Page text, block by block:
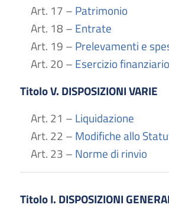
Art. 17 – Patrimonio
Art. 18 – Entrate
Art. 19 – Prelevamenti e
Art. 20 – Esercizio
Titolo V. DISPOSIZIONI VARIE
Art. 21 – Liquidazione
Art. 22 – Modifiche allo
Art. 23 – Norme di rinvio
Titolo I. DISPOSIZIONI